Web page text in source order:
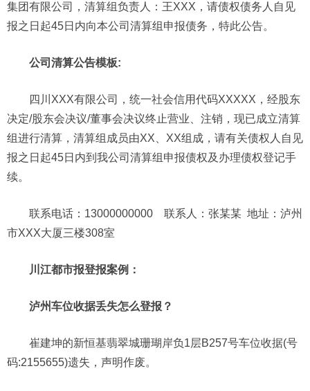
集团有限公司，清算组负责人：王XXX，请债权债务人自见
报之日起45日内向本公司清算组申报债务，特此公告。
公司清算公告模板:
四川XXX有限公司，统一社会信用代码XXXXX，经股东
决定/股东会决议/董事会决议终止营业、注销，现已成立清算
组进行清算，清算组成员由XX、XX组成，请有关债权人自见
报之日起45日内到我公司清算组申报债权及办理债权登记手
续。
联系电话：13000000000 联系人：张某某 地址：泸州
市XXX大厦三楼308室
川江都市报登报案例：
泸州车位收据丢失怎么登报？
崔建坤的新恒基翡翠城珊瑚岸负1层B257号车位收据(号
码:2155655)遗失，声明作废。